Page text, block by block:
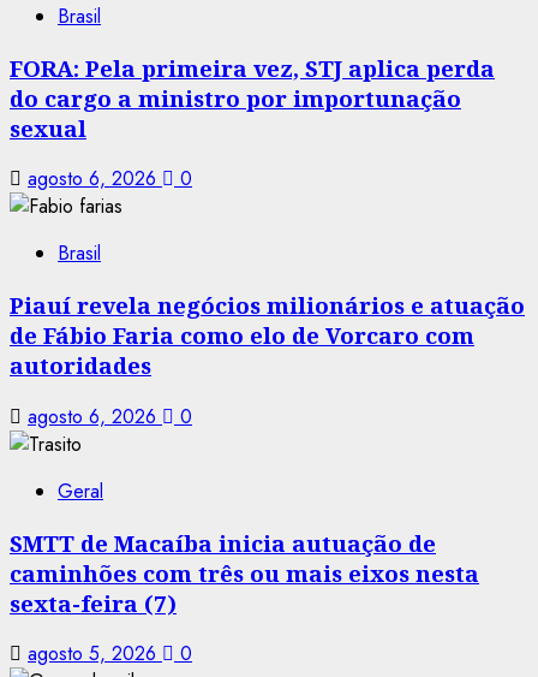
Brasil
FORA: Pela primeira vez, STJ aplica perda
do cargo a ministro por importunação
sexual
agosto 6, 2026 0
Brasil
Piauí revela negócios milionários e atuação
de Fábio Faria como elo de Vorcaro com
autoridades
agosto 6, 2026 0
Geral
SMTT de Macaíba inicia autuação de
caminhões com três ou mais eixos nesta
sexta-feira (7)
agosto 5, 2026 0